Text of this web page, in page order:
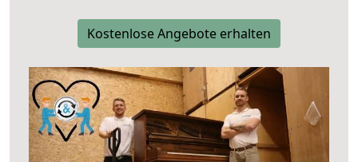
Kostenlose Angebote erhalten